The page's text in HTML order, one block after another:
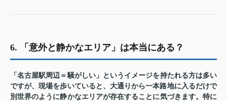
6. 「意外と静かなエリア」は本当にある？
「名古屋駅周辺＝騒がしい」というイメージを持たれる方は多い
ですが、現場を歩いていると、 大通りから一本路地に入るだけで
別世界のように静かなエリアが存在することに気づきます。特に